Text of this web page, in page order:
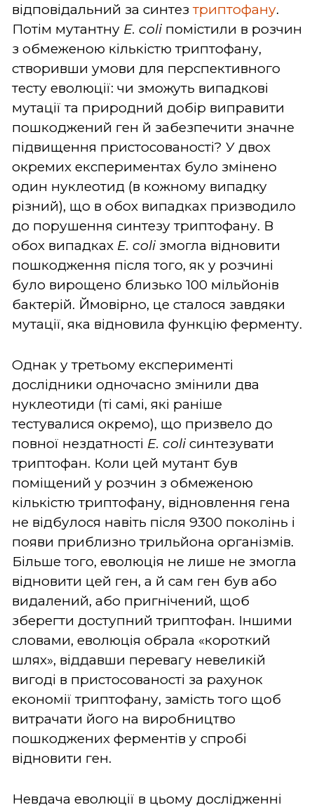
відповідальний за синтез триптофану.
Потім мутантну E. coli помістили в розчин
з обмеженою кількістю триптофану,
створивши умови для перспективного
тесту еволюції: чи зможуть випадкові
мутації та природний добір виправити
пошкоджений ген й забезпечити значне
підвищення пристосованості? У двох
окремих експериментах було змінено
один нуклеотид (в кожному випадку
різний), що в обох випадках призводило
до порушення синтезу триптофану. В
обох випадках E. coli змогла відновити
пошкодження після того, як у розчині
було вирощено близько 100 мільйонів
бактерій. Ймовірно, це сталося завдяки
мутації, яка відновила функцію ферменту.
Однак у третьому експерименті
дослідники одночасно змінили два
нуклеотиди (ті самі, які раніше
тестувалися окремо), що призвело до
повної нездатності E. coli синтезувати
триптофан. Коли цей мутант був
поміщений у розчин з обмеженою
кількістю триптофану, відновлення гена
не відбулося навіть після 9300 поколінь і
появи приблизно трильйона організмів.
Більше того, еволюція не лише не змогла
відновити цей ген, а й сам ген був або
видалений, або пригнічений, щоб
зберегти доступний триптофан. Іншими
словами, еволюція обрала «короткий
шлях», віддавши перевагу невеликій
вигоді в пристосованості за рахунок
економії триптофану, замість того щоб
витрачати його на виробництво
пошкоджених ферментів у спробі
відновити ген.
Невдача еволюції в цьому дослідженні